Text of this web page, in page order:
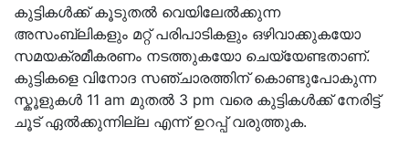
കുട്ടികൾക്ക് കൂടുതൽ വെയിലേൽക്കുന്ന
അസംബ്ലികളും മറ്റ് പരിപാടികളും ഒഴിവാക്കുകയോ
സമയക്രമീകരണം നടത്തുകയോ ചെയ്യേണ്ടതാണ്.
കുട്ടികളെ വിനോദ സഞ്ചാരത്തിന് കൊണ്ടുപോകുന്ന
സ്കൂളുകള്‍ 11 am മുതല്‍ 3 pm വരെ കുട്ടികള്‍ക്ക് നേരിട്ട്
ചൂട് ഏല്‍ക്കുന്നില്ല എന്ന് ഉറപ്പ് വരുത്തുക.